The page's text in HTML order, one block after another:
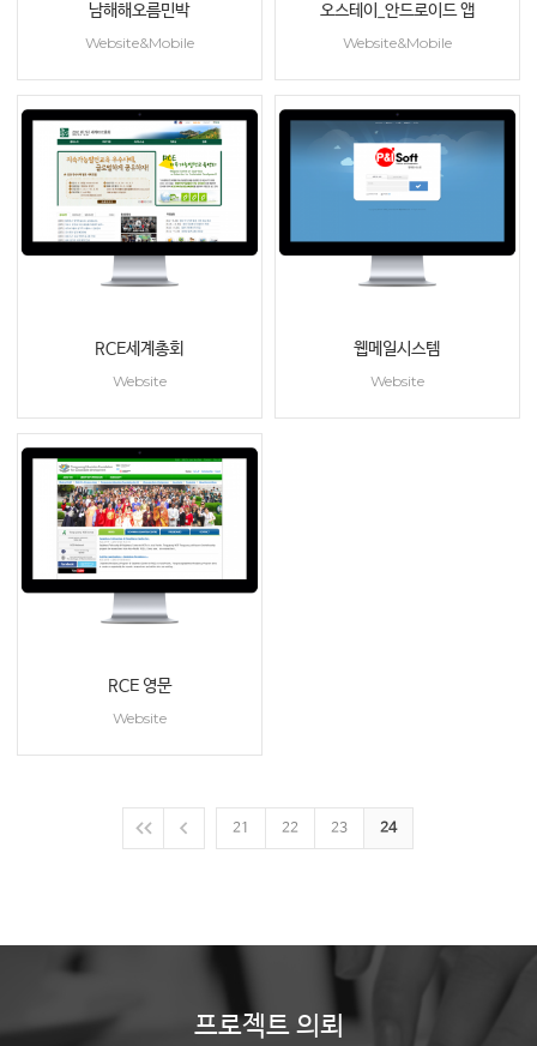
남해해오름민박
Website&Mobile
오스테이_안드로이드 앱
Website&Mobile
RCE세계총회
Website
웹메일시스템
Website
RCE 영문
Website
21 22 23 24
프로젝트 의뢰